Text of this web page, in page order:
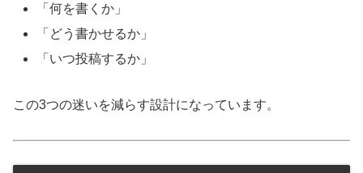
「何を書くか」
「どう書かせるか」
「いつ投稿するか」
この3つの迷いを減らす設計になっています。